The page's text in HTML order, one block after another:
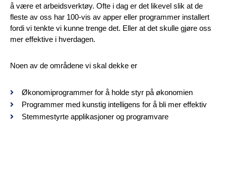
å være et arbeidsverktøy. Ofte i dag er det likevel slik at de
fleste av oss har 100-vis av apper eller programmer installert
fordi vi tenkte vi kunne trenge det. Eller at det skulle gjøre oss
mer effektive i hverdagen.
Noen av de områdene vi skal dekke er
Økonomiprogrammer for å holde styr på økonomien
Programmer med kunstig intelligens for å bli mer effektiv
Stemmestyrte applikasjoner og programvare